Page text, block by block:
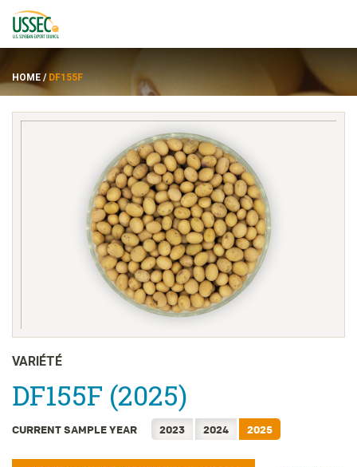
Fournisseurs
À propos de
ENGLISH
日本語
한국어
简体中文
繁體中文
HOME / DF155F
VARIÉTÉ
DF155F (2025)
CURRENT SAMPLE YEAR 2023 2024 2025